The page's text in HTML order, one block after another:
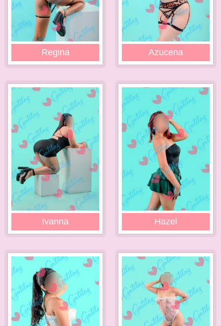
Regina Azucena
Ivanna Hazel